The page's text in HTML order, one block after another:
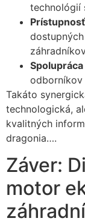
technológií
Prístupnosť
Spolupráca
odborníkov
Takáto
technologická,
kvalitných
dragonia….
Záver:
motor